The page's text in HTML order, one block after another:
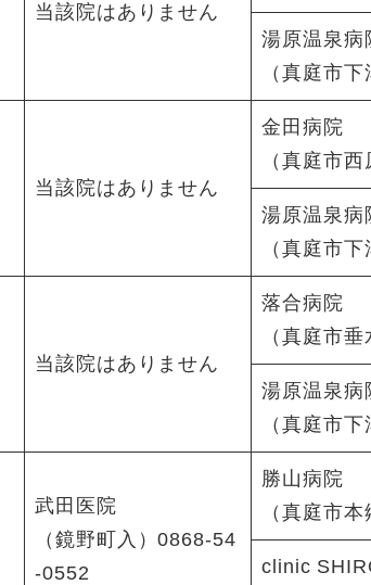
当該院はありません
湯原温泉病
（真庭市
当該院はありません
金田病院
（真庭市
湯原温泉病
（真庭市
当該院はありません
落合病院
（真庭市
湯原温泉病
（真庭市
武田医院
（鏡野町入）0868-54
-0552
勝山病院
（真庭市
clinic